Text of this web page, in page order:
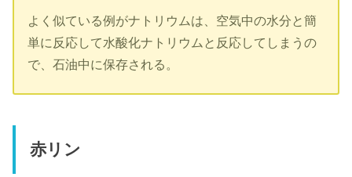
よく似ている例がナトリウムは、空気中の水分と簡
単に反応して水酸化ナトリウムと反応してしまうの
で、石油中に保存される。
赤リン